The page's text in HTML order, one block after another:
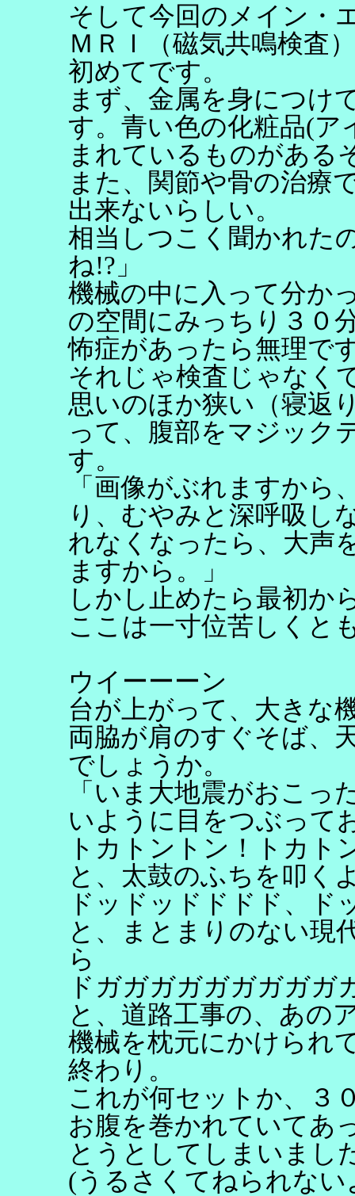
そして今回のメイン・
ＭＲＩ（磁気共鳴検
初めてです。
まず、金属を身につけ
す。青い色の化粧品(ア
まれているものがある
また、関節や骨の治療
出来ないらしい。
相当しつこく聞かれた
ね!?」
機械の中に入って分か
の空間にみっちり３０
怖症があったら無理で
それじゃ検査じゃなく
思いのほか狭い（寝返
って、腹部をマジック
す。
「画像がぶれますから
り、むやみと深呼吸し
れなくなったら、大声
ますから。」
しかし止めたら最初か
ここは一寸位苦しくと
ウイーーーン
台が上がって、大きな
両脇が肩のすぐそば、
でしょうか。
「いま大地震がおこ
いように目をつぶって
トカトントン！トカト
と、太鼓のふちを叩く
ドッドッドドドド、ド
と、まとまりのない現
ら
ドガガガガガガガガガ
と、道路工事の、あの
機械を枕元にかけられ
終わり。
これが何セットか、３
お腹を巻かれていてあ
とうとしてしまいまし
(うるさくてねられな